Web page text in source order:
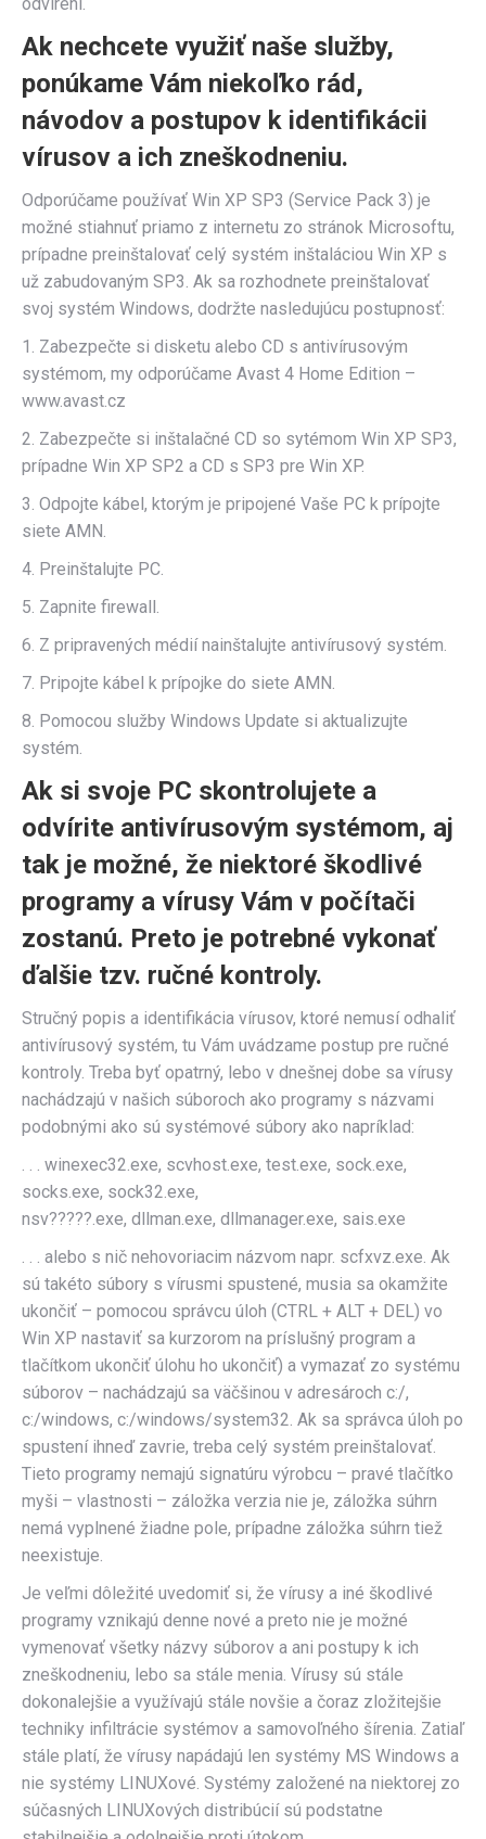
Ak nechcete využiť naše služby,
ponúkame Vám niekoľko rád,
návodov a postupov k identifikácii
vírusov a ich zneškodneniu.
Odporúčame používať Win XP SP3 (Service Pack 3) je
možné stiahnuť priamo z internetu zo stránok Microsoftu,
prípadne preinštalovať celý systém inštaláciou Win XP s
už zabudovaným SP3. Ak sa rozhodnete preinštalovať
svoj systém Windows, dodržte nasledujúcu postupnosť:
1. Zabezpečte si disketu alebo CD s antivírusovým
systémom, my odporúčame Avast 4 Home Edition –
www.avast.cz
2. Zabezpečte si inštalačné CD so sytémom Win XP SP3,
prípadne Win XP SP2 a CD s SP3 pre Win XP.
3. Odpojte kábel, ktorým je pripojené Vaše PC k prípojte
siete AMN.
4. Preinštalujte PC.
5. Zapnite firewall.
6. Z pripravených médií nainštalujte antivírusový systém.
7. Pripojte kábel k prípojke do siete AMN.
8. Pomocou služby Windows Update si aktualizujte
systém.
Ak si svoje PC skontrolujete a
odvírite antivírusovým systémom, aj
tak je možné, že niektoré škodlivé
programy a vírusy Vám v počítači
zostanú. Preto je potrebné vykonať
ďalšie tzv. ručné kontroly.
Stručný popis a identifikácia vírusov, ktoré nemusí odhaliť
antivírusový systém, tu Vám uvádzame postup pre ručné
kontroly. Treba byť opatrný, lebo v dnešnej dobe sa vírusy
nachádzajú v našich súboroch ako programy s názvami
podobnými ako sú systémové súbory ako napríklad:
. . . winexec32.exe, scvhost.exe, test.exe, sock.exe,
socks.exe, sock32.exe,
nsv?????.exe, dllman.exe, dllmanager.exe, sais.exe
. . . alebo s nič nehovoriacim názvom napr. scfxvz.exe. Ak
sú takéto súbory s vírusmi spustené, musia sa okamžite
ukončiť – pomocou správcu úloh (CTRL + ALT + DEL) vo
Win XP nastaviť sa kurzorom na príslušný program a
tlačítkom ukončiť úlohu ho ukončiť) a vymazať zo systému
súborov – nachádzajú sa väčšinou v adresároch c:/,
c:/windows, c:/windows/system32. Ak sa správca úloh po
spustení ihneď zavrie, treba celý systém preinštalovať.
Tieto programy nemajú signatúru výrobcu – pravé tlačítko
myši – vlastnosti – záložka verzia nie je, záložka súhrn
nemá vyplnené žiadne pole, prípadne záložka súhrn tiež
neexistuje.
Je veľmi dôležité uvedomiť si, že vírusy a iné škodlivé
programy vznikajú denne nové a preto nie je možné
vymenovať všetky názvy súborov a ani postupy k ich
zneškodneniu, lebo sa stále menia. Vírusy sú stále
dokonalejšie a využívajú stále novšie a čoraz zložitejšie
techniky infiltrácie systémov a samovoľného šírenia. Zatiaľ
stále platí, že vírusy napádajú len systémy MS Windows a
nie systémy LINUXové. Systémy založené na niektorej zo
súčasných LINUXových distribúcií sú podstatne